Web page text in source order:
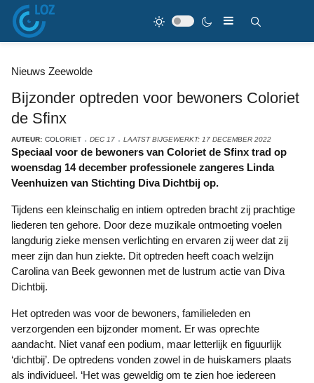
Nieuws Zeewolde
Bijzonder optreden voor bewoners Coloriet
de Sfinx
AUTEUR: COLORIET DEC 17 LAATST BIJGEWERKT: 17 DECEMBER 2022
Speciaal voor de bewoners van Coloriet de Sfinx trad op
woensdag 14 december professionele zangeres Linda
Veenhuizen van Stichting Diva Dichtbij op.
Tijdens een kleinschalig en intiem optreden bracht zij prachtige
liederen ten gehore. Door deze muzikale ontmoeting voelen
langdurig zieke mensen verlichting en ervaren zij weer dat zij
meer zijn dan hun ziekte. Dit optreden heeft coach welzijn
Carolina van Beek gewonnen met de lustrum actie van Diva
Dichtbij.
Het optreden was voor de bewoners, familieleden en
verzorgenden een bijzonder moment. Er was oprechte
aandacht. Niet vanaf een podium, maar letterlijk en figuurlijk
‘dichtbij’. De optredens vonden zowel in de huiskamers plaats
als individueel. ‘Het was geweldig om te zien hoe iedereen